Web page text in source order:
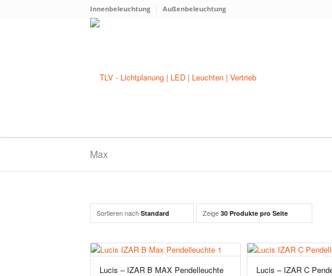
Innenbeleuchtung Außenbeleuchtung
Max
Sortieren nach Standard Zeige 30 Produkte pro Seite
Lucis – IZAR B MAX Pendelleuchte Lucis – IZAR C